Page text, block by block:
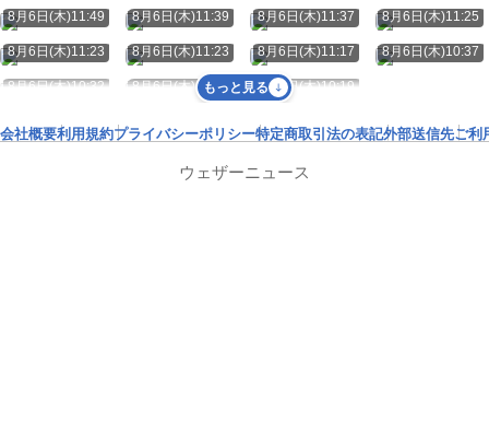
8月6日(木)11:49 8月6日(木)11:39 8月6日(木)11:37 8月6日(木)11:25
8月6日(木)11:23 8月6日(木)11:23 8月6日(木)11:17 8月6日(木)10:37
8月6日(木)10:32 8月6日(木)10:21 8月6日(木)10:19
もっと見る
会社概要利用規約プライバシーポリシー特定商取引法の表記外部送信先ご利
ウェザーニュース